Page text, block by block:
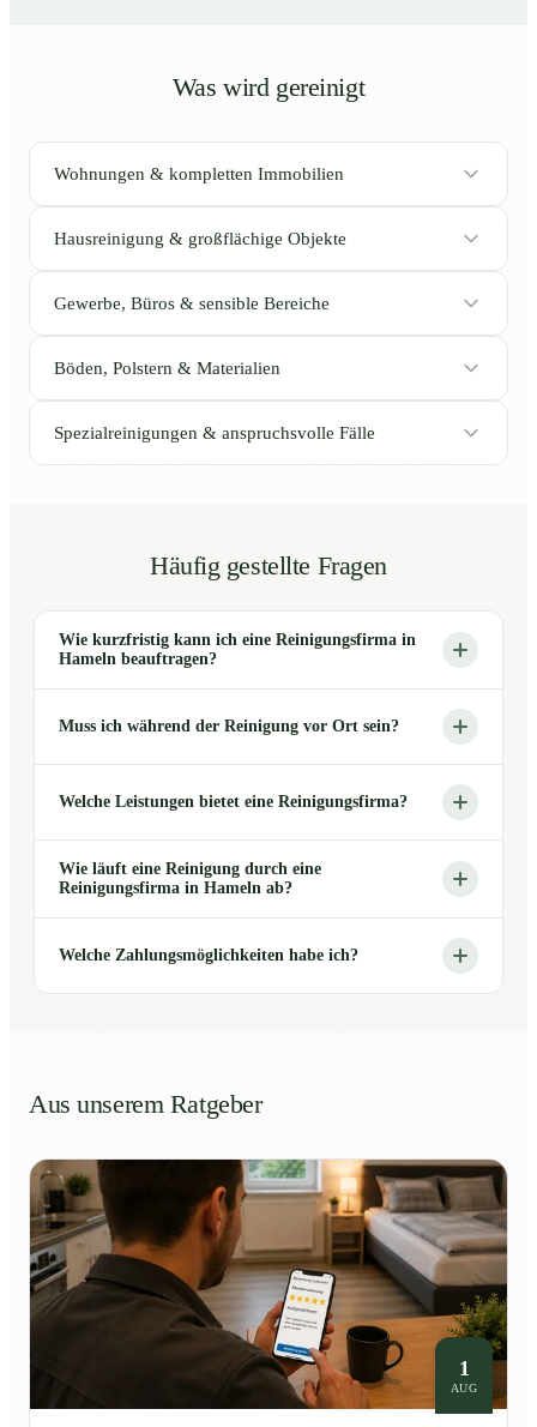
Was wird gereinigt
Wohnungen & kompletten Immobilien
Hausreinigung & großflächige Objekte
Gewerbe, Büros & sensible Bereiche
Böden, Polstern & Materialien
Spezialreinigungen & anspruchsvolle Fälle
Häufig gestellte Fragen
Wie kurzfristig kann ich eine Reinigungsfirma in
Hameln beauftragen?
Muss ich während der Reinigung vor Ort sein?
Welche Leistungen bietet eine Reinigungsfirma?
Wie läuft eine Reinigung durch eine
Reinigungsfirma in Hameln ab?
Welche Zahlungsmöglichkeiten habe ich?
Aus unserem Ratgeber
1
AUG